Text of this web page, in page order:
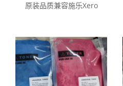
原装品质兼容施乐Xero